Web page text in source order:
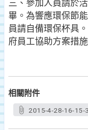
三、參加人員請於
畢。為響應環保節
員請自備環保杯具
府員工協助方案措
相關附件
2015-4-28-16-15-